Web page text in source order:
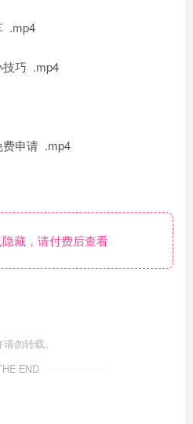
.mp4
技巧 .mp4
费申请 .mp4
藏，请付费后查看
勿转载。
END